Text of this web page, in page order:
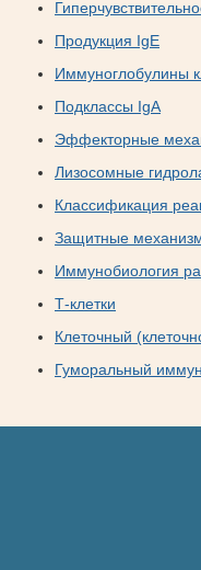
Продукция IgE
Иммуноглобулины
Подклассы IgA
Эффекторные
Лизосомные
Классификация
Защитные
Иммунобиология
Т-клетки
Клеточный
Гуморальный